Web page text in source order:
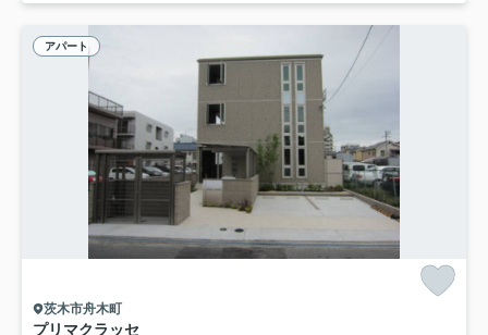
アパート
茨木市舟木町
プリマクラッセ